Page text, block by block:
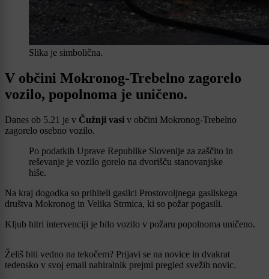
Slika je simbolična.
V občini Mokronog-Trebelno zagorelo
vozilo, popolnoma je uničeno.
Danes ob 5.21 je v Čužnji vasi v občini Mokronog-Trebelno
zagorelo osebno vozilo.
Po podatkih Uprave Republike Slovenije za zaščito in
reševanje je vozilo gorelo na dvorišču stanovanjske
hiše.
Na kraj dogodka so prihiteli gasilci Prostovoljnega gasilskega
društva Mokronog in Velika Strmica, ki so požar pogasili.
Kljub hitri intervenciji je bilo vozilo v požaru popolnoma uničeno.
Želiš biti vedno na tekočem? Prijavi se na novice in dvakrat
tedensko v svoj email nabiralnik prejmi pregled svežih novic.